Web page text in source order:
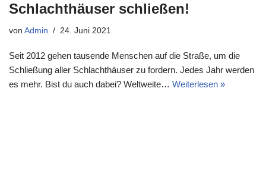
Schlachthäuser schließen!
von Admin 24. Juni 2021
Seit 2012 gehen tausende Menschen auf die Straße, um die
Schließung aller Schlachthäuser zu fordern. Jedes Jahr werden
es mehr. Bist du auch dabei? Weltweite… Weiterlesen »